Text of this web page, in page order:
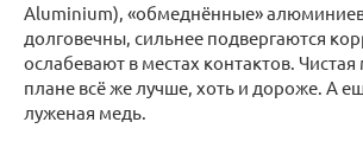
Aluminium), «обмеднённые»
долговечны, сильнее подвергаются
ослабевают в местах контактов. Чистая
плане всё же лучше, хоть и дороже. А
луженая медь.